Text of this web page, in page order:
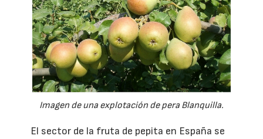
Imagen de una explotación de pera Blanquilla.
El sector de la fruta de pepita en España se